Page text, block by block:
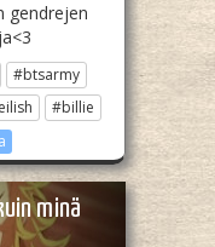
gendrejen
#btsarmy
#billie
minä